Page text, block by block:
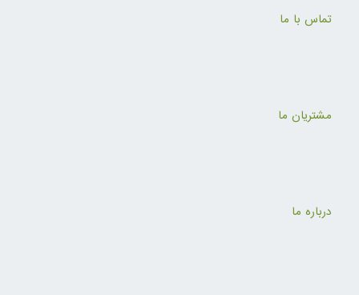
تماس با ما
مشتریان ما
درباره ما